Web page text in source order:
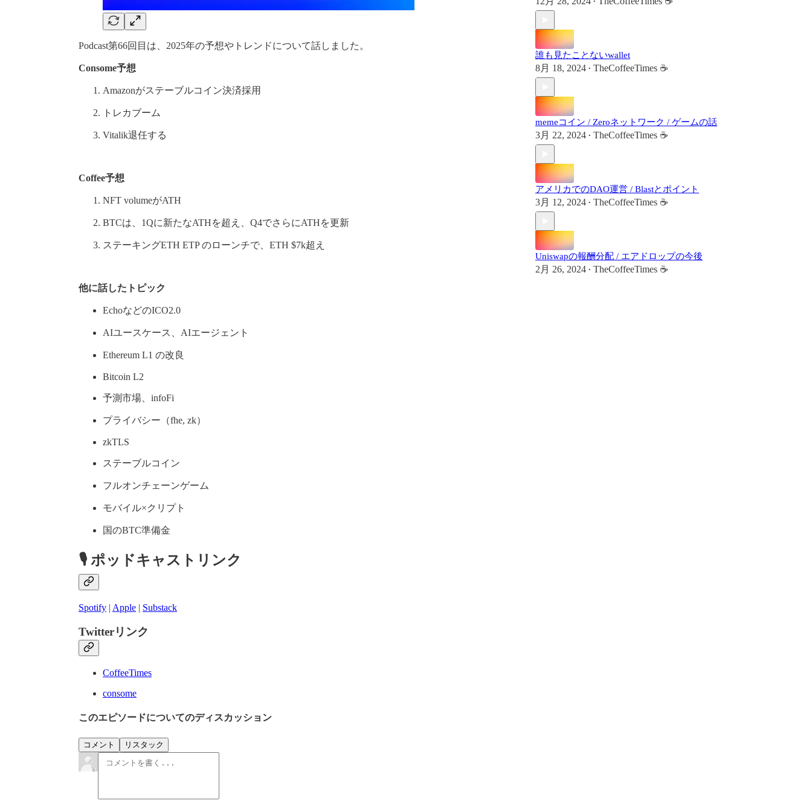
Podcast第66回目は、2025年の予想やトレンドについて話しました。
Consome予想
Amazonがステーブルコイン決済採用
トレカブーム
Vitalik退任する
Coffee予想
NFT volumeがATH
BTCは、1Qに新たなATHを超え、Q4でさらにATHを更新
ステーキングETH ETP のローンチで、ETH $7k超え
他に話したトピック
EchoなどのICO2.0
AIユースケース、AIエージェント
Ethereum L1 の改良
Bitcoin L2
予測市場、infoFi
プライバシー（fhe, zk）
zkTLS
ステーブルコイン
フルオンチェーンゲーム
モバイル×クリプト
国のBTC準備金
🎙 ポッドキャストリンク
Spotify | Apple | Substack
Twitterリンク
CoffeeTimes
consome
このエピソードについてのディスカッション
コメント リスタック
•
誰も見たことないwallet
8月 18, 2024 • TheCoffeeTimes ☕
memeコイン / Zeroネットワーク / ゲームの話
3月 22, 2024 • TheCoffeeTimes ☕
アメリカでのDAO運営 / Blastとポイント
3月 12, 2024 • TheCoffeeTimes ☕
Uniswapの報酬分配 / エアドロップの今後
2月 26, 2024 • TheCoffeeTimes ☕